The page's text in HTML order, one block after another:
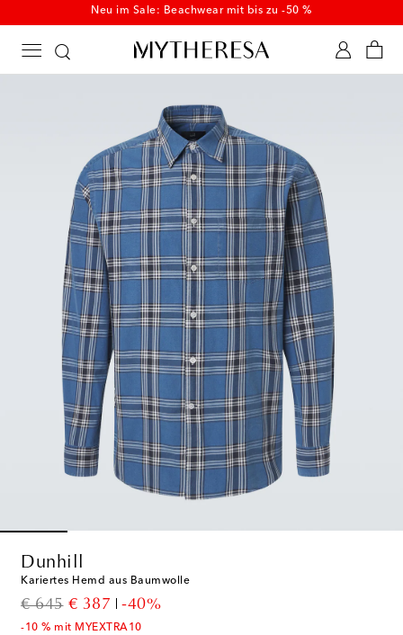
Neu im Sale: Beachwear mit bis zu -50 %
Dunhill
Kariertes Hemd aus Baumwolle
€ 645
original price
€ 387
discount price
-40%
-10 % mit MYEXTRA10